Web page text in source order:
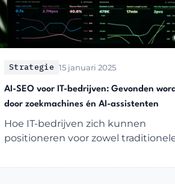
Strategie 15 januari 2025
AI-SEO voor IT-bedrijven: Gevonden
door zoekmachines én AI-assistenten
Hoe IT-bedrijven zich kunnen
positioneren voor zowel